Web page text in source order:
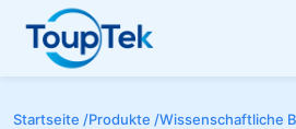
Startseite /Produkte /Wissenschaftliche